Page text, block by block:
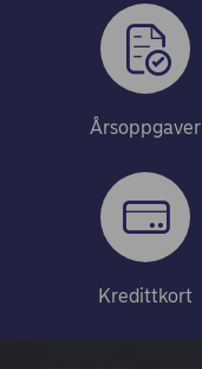
Årsoppgaver
Kredittkort